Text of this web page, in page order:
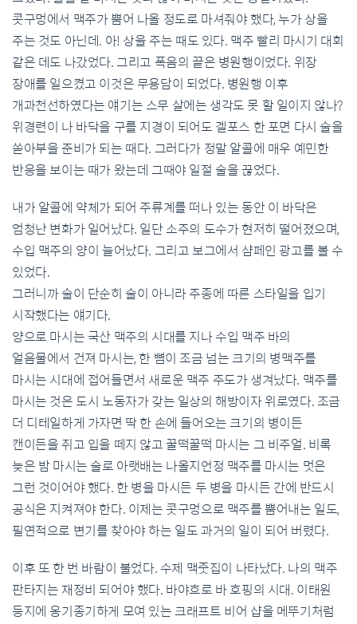
콧구멍에서 맥주가 뿜어 나올 정도로 마셔줘야 했다, 누가 상을
주는 것도 아닌데. 아! 상을 주는 때도 있다. 맥주 빨리 마시기 대회
같은 데도 나갔었다. 그리고 폭음의 끝은 병원행이었다. 위장
장애를 일으켰고 이것은 무용담이 되었다. 병원행 이후
개과천선하였다는 얘기는 스무 살에는 생각도 못 할 일이지 않나?
위경련이 나 바닥을 구를 지경이 되어도 겔포스 한 포면 다시 술을
쏟아부을 준비가 되는 때다. 그러다가 정말 알콜에 매우 예민한
반응을 보이는 때가 왔는데 그때야 일절 술을 끊었다.
내가 알콜에 약체가 되어 주류계를 떠나 있는 동안 이 바닥은
엄청난 변화가 일어났다. 일단 소주의 도수가 현저히 떨어졌으며,
수입 맥주의 양이 늘어났다. 그리고 보그에서 샴페인 광고를 볼 수
있었다.
그러니까 술이 단순히 술이 아니라 주종에 따른 스타일을 입기
시작했다는 얘기다.
양으로 마시는 국산 맥주의 시대를 지나 수입 맥주 바의
얼음물에서 건져 마시는, 한 뼘이 조금 넘는 크기의 병맥주를
마시는 시대에 접어들면서 새로운 맥주 주도가 생겨났다. 맥주를
마시는 것은 도시 노동자가 갖는 일상의 해방이자 위로였다. 조금
더 디테일하게 가자면 딱 한 손에 들어오는 크기의 병이든
캔이든을 쥐고 입을 떼지 않고 꿀떡꿀떡 마시는 그 비주얼. 비록
늦은 밤 마시는 술로 아랫배는 나올지언정 맥주를 마시는 멋은
그런 것이어야 했다. 한 병을 마시든 두 병을 마시든 간에 반드시
공식은 지켜져야 한다. 이제는 콧구멍으로 맥주를 뿜어내는 일도,
필연적으로 변기를 찾아야 하는 일도 과거의 일이 되어 버렸다.
이후 또 한 번 바람이 불었다. 수제 맥줏집이 나타났다. 나의 맥주
판타지는 재정비 되어야 했다. 바야흐로 바 호핑의 시대. 이태원
등지에 옹기종기하게 모여 있는 크래프트 비어 샵을 메뚜기처럼